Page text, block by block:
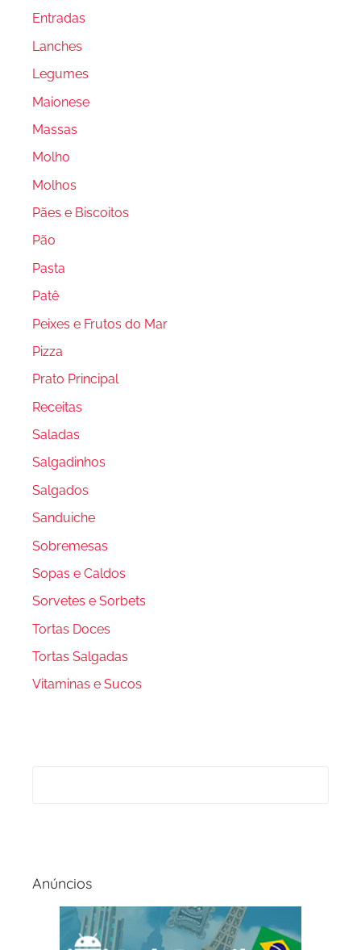
Entradas
Lanches
Legumes
Maionese
Massas
Molho
Molhos
Pães e Biscoitos
Pão
Pasta
Patê
Peixes e Frutos do Mar
Pizza
Prato Principal
Receitas
Saladas
Salgadinhos
Salgados
Sanduiche
Sobremesas
Sopas e Caldos
Sorvetes e Sorbets
Tortas Doces
Tortas Salgadas
Vitaminas e Sucos
Anúncios